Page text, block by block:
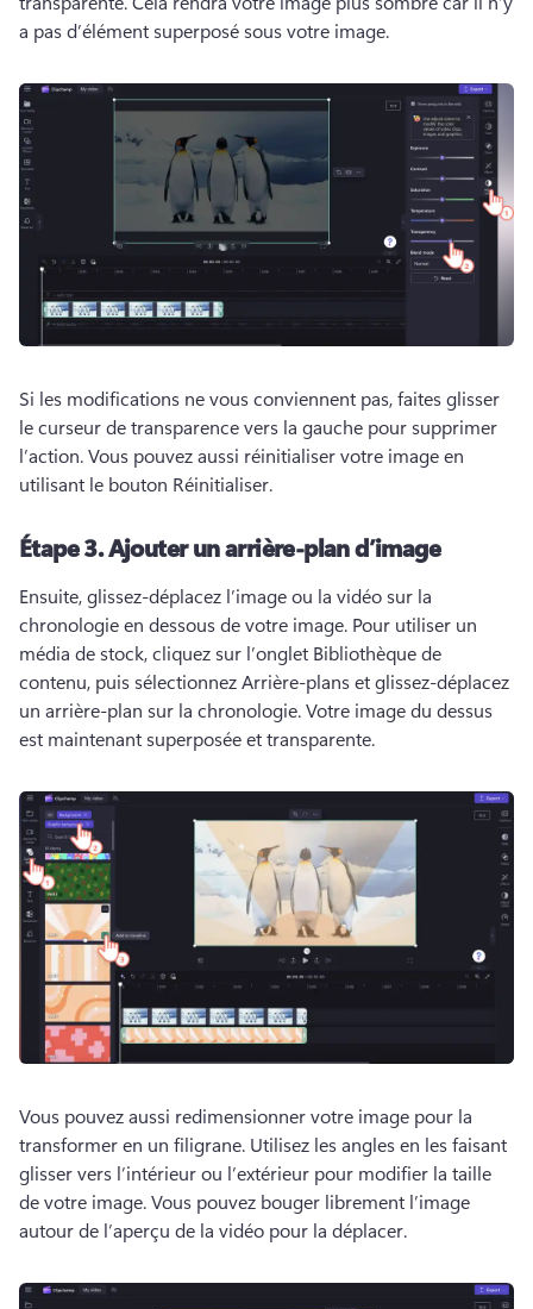
a pas d’élément superposé sous votre image.
Si les modifications ne vous conviennent pas, faites glisser
le curseur de transparence vers la gauche pour supprimer
l’action. Vous pouvez aussi réinitialiser votre image en
utilisant le bouton Réinitialiser.
Étape 3.Ajouter un arrière-plan d’image
Ensuite, glissez-déplacez l’image ou la vidéo sur la
chronologie en dessous de votre image. Pour utiliser un
média de stock, cliquez sur l’onglet Bibliothèque de
contenu, puis sélectionnez Arrière-plans et glissez-déplacez
un arrière-plan sur la chronologie. Votre image du dessus
est maintenant superposée et transparente.
Vous pouvez aussi redimensionner votre image pour la
transformer en un filigrane. Utilisez les angles en les faisant
glisser vers l’intérieur ou l’extérieur pour modifier la taille
de votre image. Vous pouvez bouger librement l’image
autour de l’aperçu de la vidéo pour la déplacer.